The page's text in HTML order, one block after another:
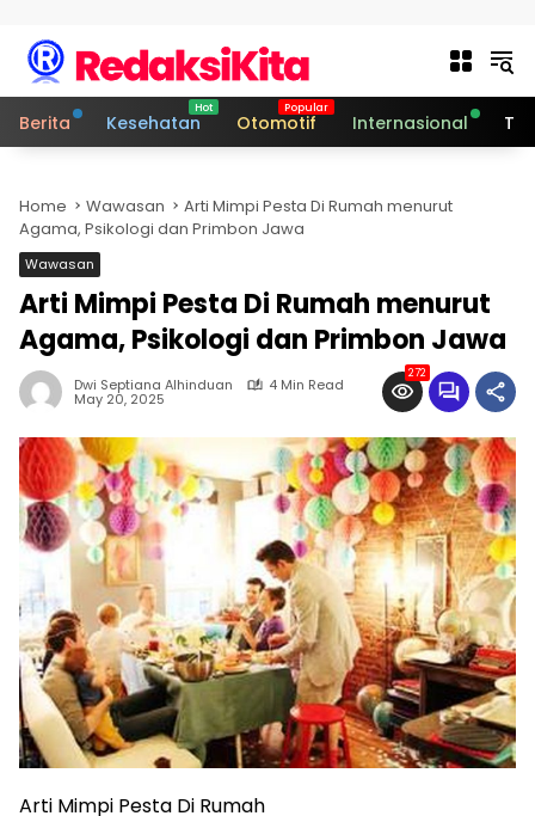
Berita Kesehatan Otomotif Internasional
Home Wawasan
Arti Mimpi Pesta Di Rumah menurut
Agama, Psikologi dan Primbon Jawa
Wawasan
Arti Mimpi Pesta Di Rumah menurut
Agama, Psikologi dan Primbon Jawa
Dwi Septiana Alhinduan 4 Min Read
May 20, 2025
272
Arti Mimpi Pesta Di Rumah